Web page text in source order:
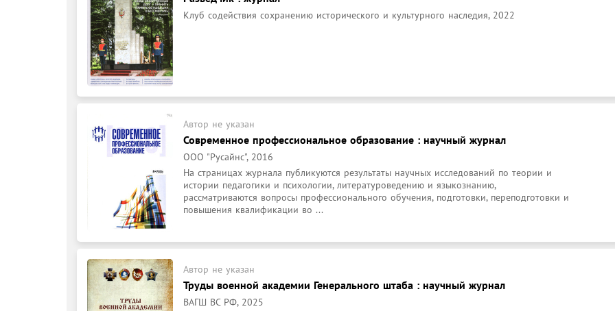
Клуб содействия сохранению исторического и культурного наследия, 2022
Автор не указан
Современное профессиональное образование : научный журнал
ООО "Русайнс", 2016
На страницах журнала публикуются результаты научных исследований по теории и
истории педагогики и психологии, литературоведению и языкознанию,
рассматриваются вопросы профессионального обучения, подготовки, переподготовки и
повышения квалификации во ...
Автор не указан
Труды военной академии Генерального штаба : научный журнал
ВАГШ ВС РФ, 2025